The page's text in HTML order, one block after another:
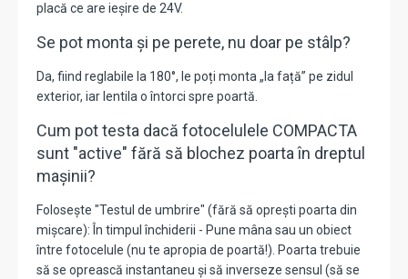
placă ce are ieșire de 24V.
Se pot monta și pe perete, nu doar pe stâlp?
Da, fiind reglabile la 180°, le poți monta „la față” pe zidul
exterior, iar lentila o întorci spre poartă.
Cum pot testa dacă fotocelulele COMPACTA
sunt "active" fără să blochez poarta în dreptul
mașinii?
Folosește "Testul de umbrire" (fără să oprești poarta din
mișcare): În timpul închiderii - Pune mâna sau un obiect
între fotocelule (nu te apropia de poartă!). Poarta trebuie
să se oprească instantaneu și să inverseze sensul (să se